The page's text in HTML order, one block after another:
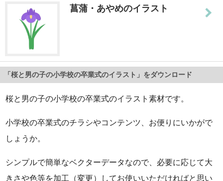
菖蒲・あやめのイラスト
「桜と男の子の小学校の卒業式のイラスト」をダウンロード
桜と男の子の小学校の卒業式のイラスト素材です。
小学校の卒業式のチラシやコンテンツ、お便りにいかがで
しょうか。
シンプルで簡単なベクターデータなので、必要に応じて大
きさや色等を加工（変更）してお使いいただければと思い